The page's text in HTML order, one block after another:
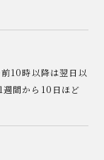
10時以降は翌日以
週間から10日ほど